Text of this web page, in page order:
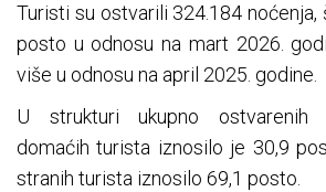
Turisti su ostvarili 324.184 noćenja,
posto u odnosu na mart 2026.
više u odnosu na april 2025. godine.
U strukturi ukupno ostvarenih
domaćih turista iznosilo je 30,9
stranih turista iznosilo 69,1 posto.